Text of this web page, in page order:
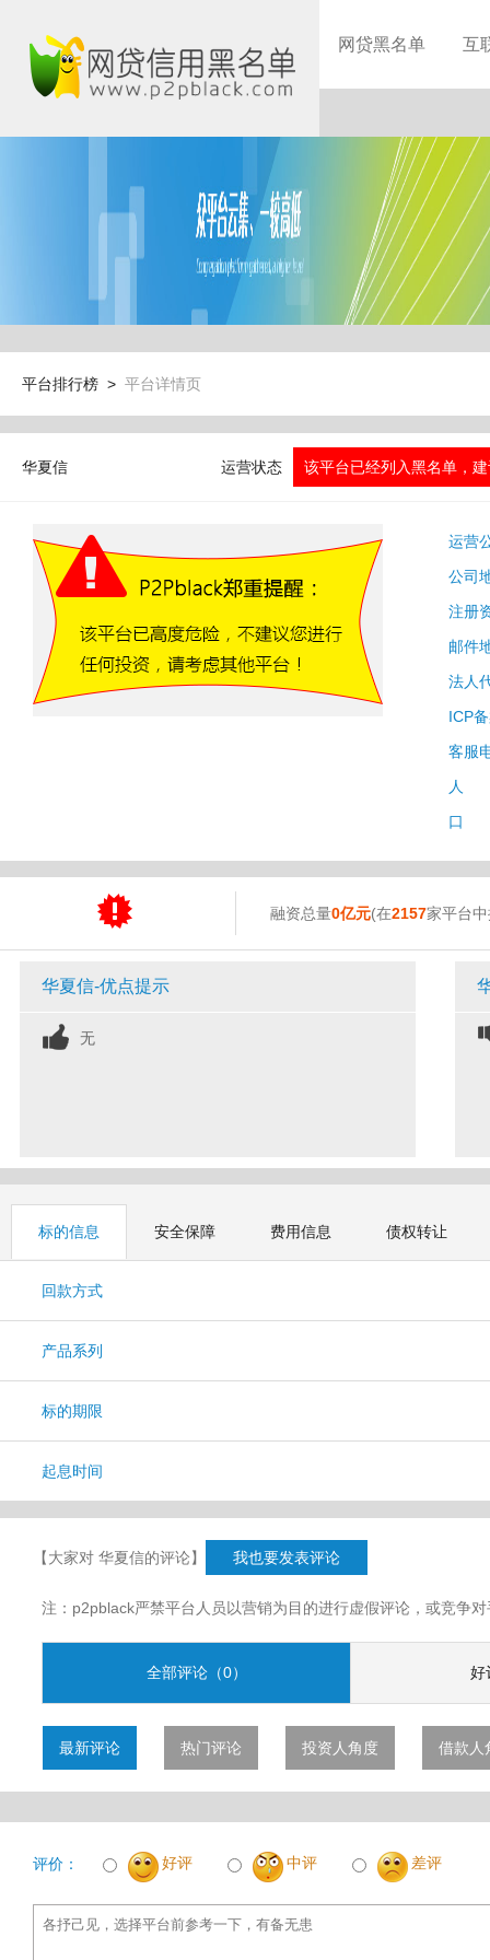
网贷黑名单 互
平台排行榜 > 平台详情页
华夏信 运营状态 该平台已经列入黑名单，
运营
公司
注册
邮件
法人
ICP
客服
人
口
融资总量0亿元(在2157家平台
华夏信-优点提示
无
标的信息 安全保障 费用信息 债权转让
回款方式
产品系列
标的期限
起息时间
【大家对 华夏信的评论】 我也要发表评论
注：p2pblack严禁平台人员以营销为目的进行虚假评论，或竞争
全部评论（0） 好
最新评论 热门评论 投资人角度 借款人
评价： 好评 中评 差评